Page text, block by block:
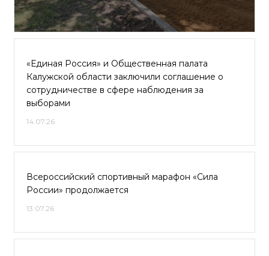
«Единая Россия» и Общественная палата
Калужской области заключили соглашение о
сотрудничестве в сфере наблюдения за
выборами
14.07.26
Всероссийский спортивный марафон «Сила
России» продолжается
13.07.26